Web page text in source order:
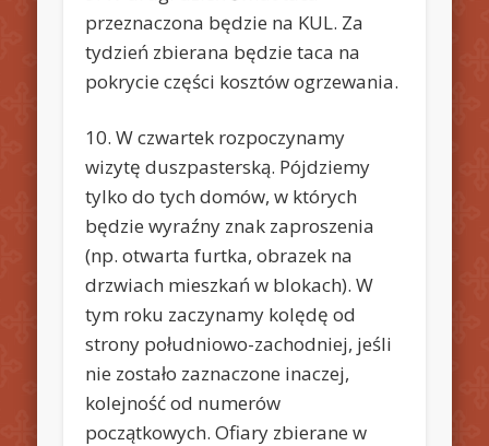
przeznaczona będzie na KUL. Za
tydzień zbierana będzie taca na
pokrycie części kosztów ogrzewania.
10. W czwartek rozpoczynamy
wizytę duszpasterską. Pójdziemy
tylko do tych domów, w których
będzie wyraźny znak zaproszenia
(np. otwarta furtka, obrazek na
drzwiach mieszkań w blokach). W
tym roku zaczynamy kolędę od
strony południowo-zachodniej, jeśli
nie zostało zaznaczone inaczej,
kolejność od numerów
początkowych. Ofiary zbierane w